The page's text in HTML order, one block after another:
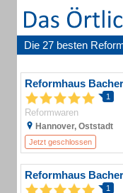
Die 27 besten
Reformhaus
1
Reformwaren
Hannover, Oststadt
Jetzt geschlossen
Reformhaus
1